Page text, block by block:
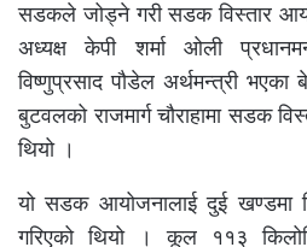
सडकले जोड्ने गरी सडक विस्तार
अध्यक्ष केपी शर्मा ओली
विष्णुप्रसाद पौडेल अर्थमन्त्री
बुटवलको राजमार्ग चौराहामा सडक
थियो ।
यो सडक आयोजनालाई दुई खण्डमा
गरिएको थियो । कूल ११३